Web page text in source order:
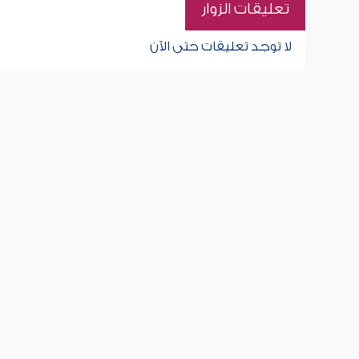
تعليقات الزوار
لا توجد تعليقات حتى الآن